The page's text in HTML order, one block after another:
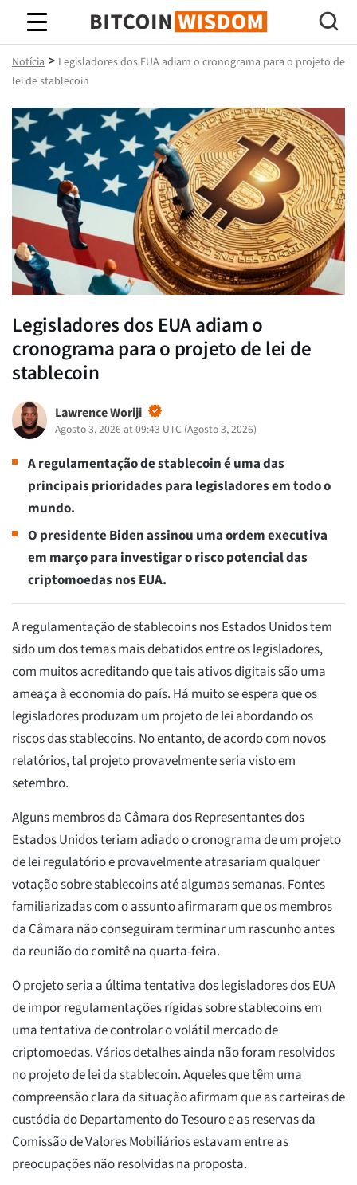
Sabedoria do Bitcoin
Notícia > Legisladores dos EUA adiam o cronograma para o projeto de
lei de stablecoin
Legisladores dos EUA adiam o
cronograma para o projeto de lei de
stablecoin
Lawrence Woriji
Agosto 3, 2026 at 09:43 UTC (Agosto 3, 2026)
A regulamentação de stablecoin é uma das
principais prioridades para legisladores em todo o
mundo.
O presidente Biden assinou uma ordem executiva
em março para investigar o risco potencial das
criptomoedas nos EUA.
A regulamentação de stablecoins nos Estados Unidos tem
sido um dos temas mais debatidos entre os legisladores,
com muitos acreditando que tais ativos digitais são uma
ameaça à economia do país. Há muito se espera que os
legisladores produzam um projeto de lei abordando os
riscos das stablecoins. No entanto, de acordo com novos
relatórios, tal projeto provavelmente seria visto em
setembro.
Alguns membros da Câmara dos Representantes dos
Estados Unidos teriam adiado o cronograma de um projeto
de lei regulatório e provavelmente atrasariam qualquer
votação sobre stablecoins até algumas semanas. Fontes
familiarizadas com o assunto afirmaram que os membros
da Câmara não conseguiram terminar um rascunho antes
da reunião do comitê na quarta-feira.
O projeto seria a última tentativa dos legisladores dos EUA
de impor regulamentações rígidas sobre stablecoins em
uma tentativa de controlar o volátil mercado de
criptomoedas. Vários detalhes ainda não foram resolvidos
no projeto de lei da stablecoin. Aqueles que têm uma
compreensão clara da situação afirmam que as carteiras de
custódia do Departamento do Tesouro e as reservas da
Comissão de Valores Mobiliários estavam entre as
preocupações não resolvidas na proposta.